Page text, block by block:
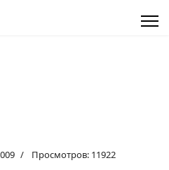
Просмотров: 11922